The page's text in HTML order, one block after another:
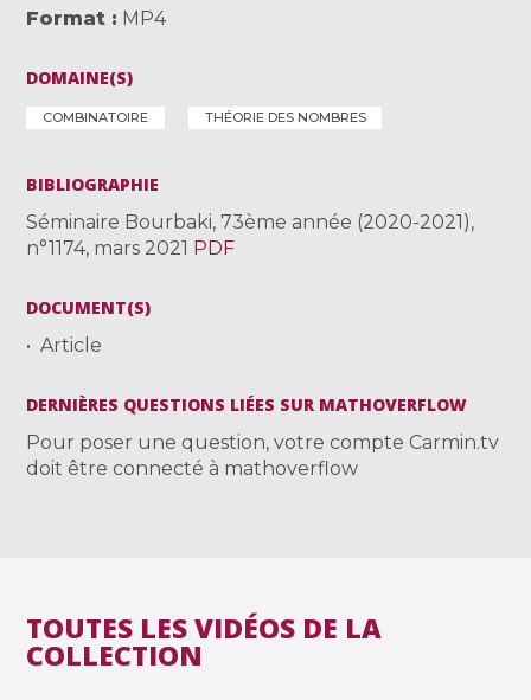
Format
MP4
DOMAINE(S)
COMBINATOIRE THÉORIE DES NOMBRES
BIBLIOGRAPHIE
Séminaire Bourbaki, 73ème année (2020-2021),
n°1174, mars 2021 PDF
DOCUMENT(S)
Article
DERNIÈRES QUESTIONS LIÉES SUR MATHOVERFLOW
Pour poser une question, votre compte Carmin.tv
doit être connecté à mathoverflow
TOUTES LES VIDÉOS DE LA
COLLECTION